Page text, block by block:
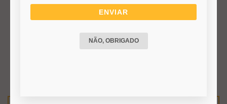
PENDENTE ANTONY LUX 4055 TUBO GU10 COBRE VERNIZ
40CM
ENVIAR
NÃO, OBRIGADO